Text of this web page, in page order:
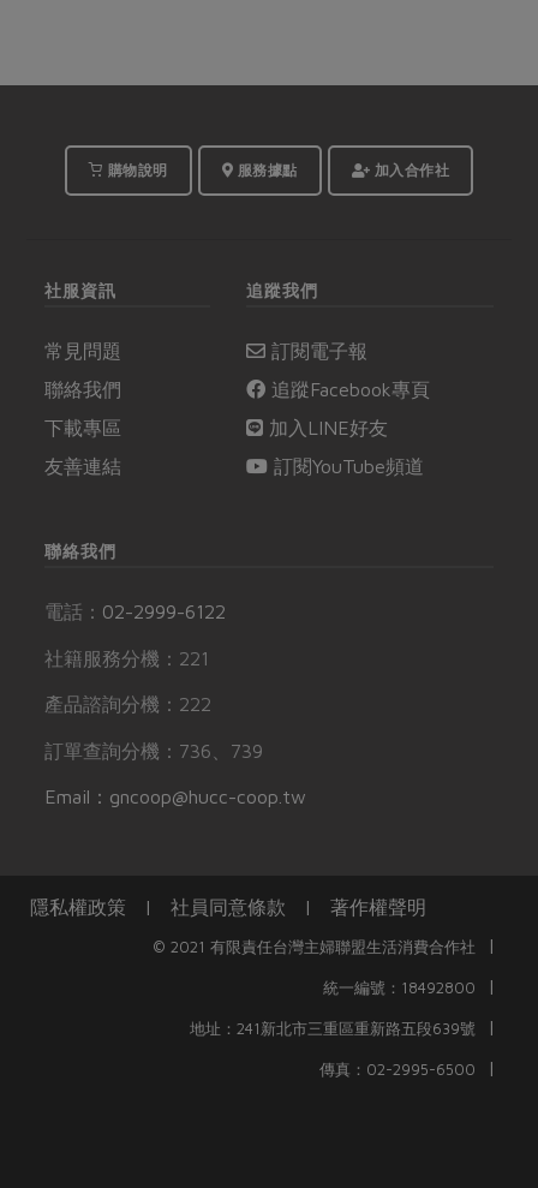
購物說明 服務據點 加入合作社
社服資訊
常見問題
聯絡我們
下載專區
友善連結
追蹤我們
訂閱電子報
追蹤Facebook專頁
加入LINE好友
訂閱YouTube頻道
聯絡我們
電話： 02-2999-6122
社籍服務分機：221
產品諮詢分機：222
訂單查詢分機：736、739
Email：gncoop@hucc-coop.tw
隱私權政策 | 社員同意條款 | 著作權聲明
© 2021 有限責任台灣主婦聯盟生活消費合作社 |
統一編號：18492800 |
地址：241新北市三重區重新路五段639號 |
傳真：02-2995-6500 |